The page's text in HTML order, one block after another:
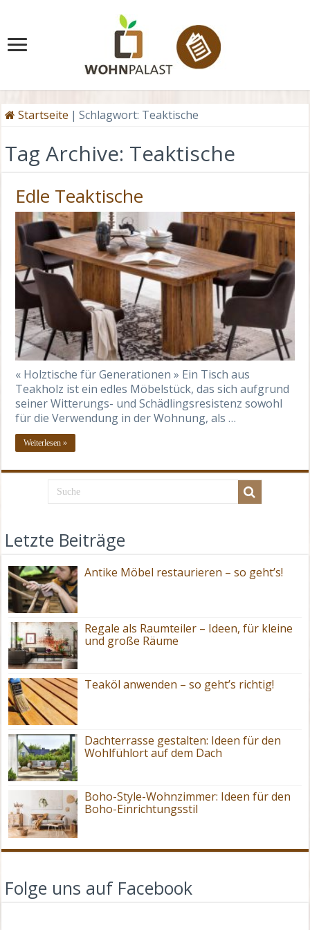
Startseite | Schlagwort: Teaktische
Tag Archive: Teaktische
Edle Teaktische
« Holztische für Generationen » Ein Tisch aus
Teakholz ist ein edles Möbelstück, das sich aufgrund
seiner Witterungs- und Schädlingsresistenz sowohl
für die Verwendung in der Wohnung, als …
Weiterlesen »
Letzte Beiträge
Antike Möbel restaurieren – so geht’s!
Regale als Raumteiler – Ideen, für kleine
und große Räume
Teaköl anwenden – so geht’s richtig!
Dachterrasse gestalten: Ideen für den
Wohlfühlort auf dem Dach
Boho-Style-Wohnzimmer: Ideen für den
Boho-Einrichtungsstil
Folge uns auf Facebook